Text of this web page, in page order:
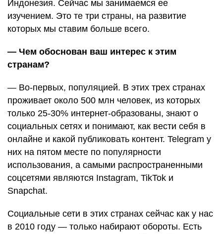
Индонезия. Сейчас мы занимаемся ее
изучением. Это те три страны, на развитие
которых мы ставим больше всего.
— Чем обоснован ваш интерес к этим
странам?
— Во-первых, популяцией. В этих трех странах
проживает около 500 млн человек, из которых
только 25-30% интернет-образованы, знают о
социальных сетях и понимают, как вести себя в
онлайне и какой публиковать контент. Telegram у
них на пятом месте по популярности
использования, а самыми распространенными
соцсетями являются Instagram, TikTok и
Snapchat.
Социальные сети в этих странах сейчас как у нас
в 2010 году — только набирают обороты. Есть